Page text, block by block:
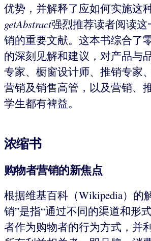
优势，并解释了应如何实施这种
getAbstract强烈推荐读者阅读
销的重要文献。这本书综合了
的深刻见解和建议，对产品与
专家、橱窗设计师、推销专家
营销及销售高管，以及营销、
学生都有裨益。
浓缩书
购物者营销的新焦点
根据维基百科（Wikipedia）的
销”是指“通过不同的渠道和形
者作为购物者的行为方式，并